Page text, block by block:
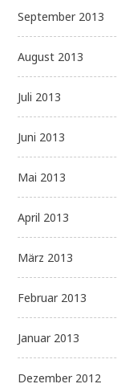
September 2013
August 2013
Juli 2013
Juni 2013
Mai 2013
April 2013
März 2013
Februar 2013
Januar 2013
Dezember 2012